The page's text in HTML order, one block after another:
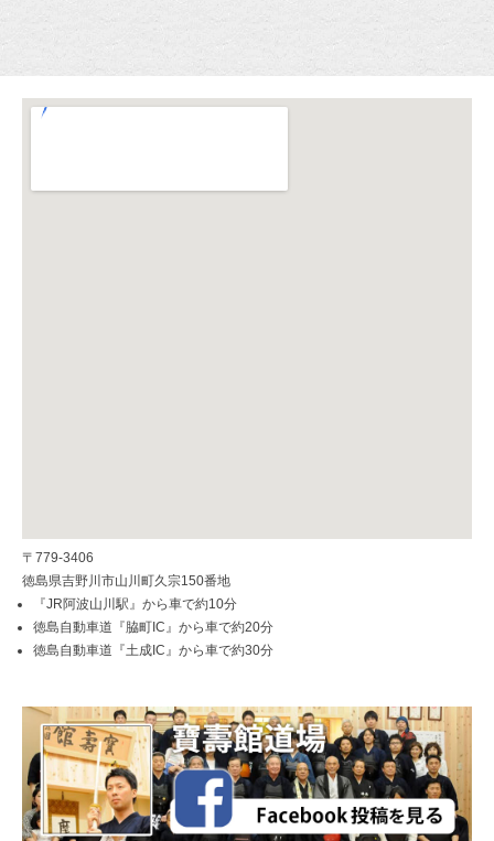
〒779-3406
徳島県吉野川市山川町久宗150番地
『JR阿波山川駅』から車で約10分
徳島自動車道『脇町IC』から車で約20分
徳島自動車道『土成IC』から車で約30分